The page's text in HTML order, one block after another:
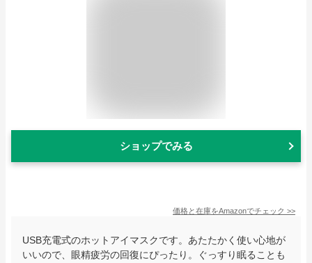
ショップでみる
価格と在庫をAmazonでチェック >>
USB充電式のホットアイマスクです。あたたかく使い心地が
いいので、眼精疲労の回復にぴったり。ぐっすり眠ることも